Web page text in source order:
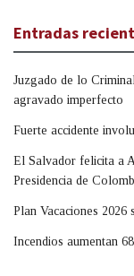
Entradas
Juzgado de lo
agravado imperfecto
Fuerte accidente
El Salvador felicita a
Presidencia de
Plan Vacaciones 2026
Incendios aumentan